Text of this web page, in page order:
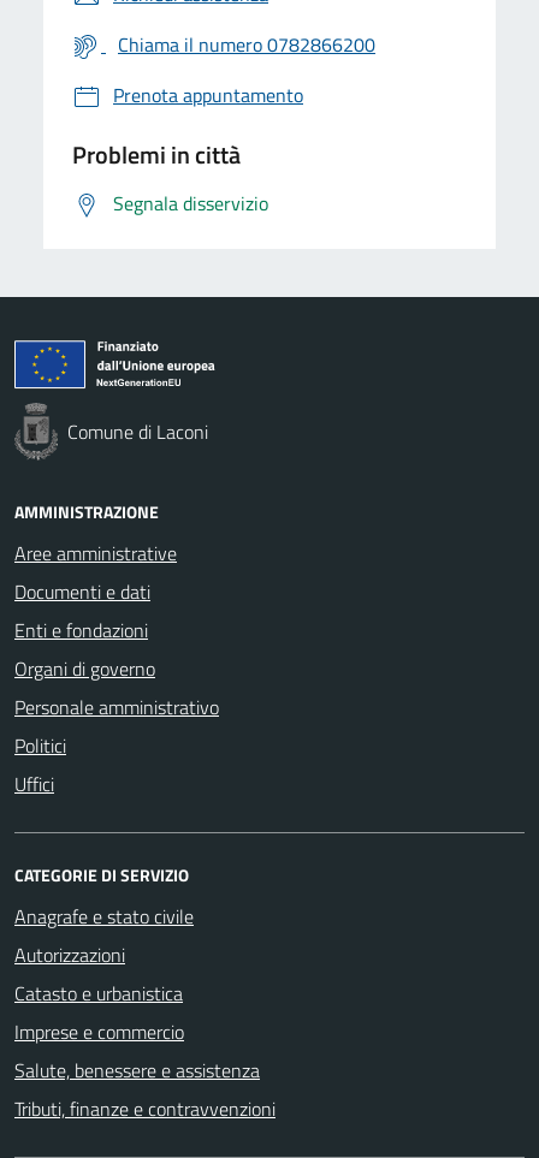
Chiama il numero 0782866200
Prenota appuntamento
Problemi in città
Segnala disservizio
Comune di Laconi
AMMINISTRAZIONE
Aree amministrative
Documenti e dati
Enti e fondazioni
Organi di governo
Personale amministrativo
Politici
Uffici
CATEGORIE DI SERVIZIO
Anagrafe e stato civile
Autorizzazioni
Catasto e urbanistica
Imprese e commercio
Salute, benessere e assistenza
Tributi, finanze e contravvenzioni